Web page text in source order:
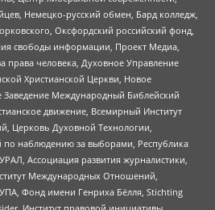
Немецко-русский обмен, Бард колледж,
Оксфордский российский фонд,
свободы информации, Проект Медиа,
права человека, Духовное Управление
Христианской Церкви, Новое
Международный Библейский
движение, Всемирный Институт
Церковь Духовной Технологии,
по наблюдению за выборами, Республика
Ассоциация развития журналистики,
Международных Отношений,
Фонд имени Генриха Бёлля, Stichting